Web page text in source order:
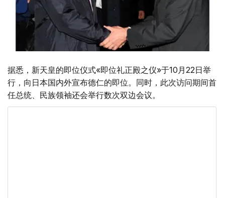
据悉，新天皇的即位仪式«即位礼正殿之仪»于10月22日举
行，向日本国内外宣布德仁的即位。同时，此次访问期间首
任总统、民族领袖还会举行数次双边会议。